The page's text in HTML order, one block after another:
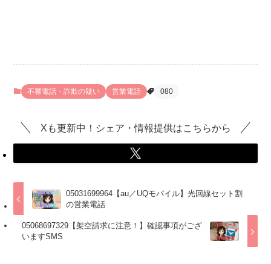
不審電話・詐欺の疑い 営業電話 080
Xも更新中！シェア・情報提供はこちらから
05031699964【au／UQモバイル】光回線セット割
の営業電話
05068697329【架空請求に注意！】確認事項がござ
いますSMS